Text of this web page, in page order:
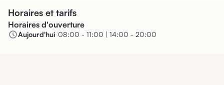
Horaires et tarifs
Horaires d'ouverture
Aujourd'hui 08:00 - 11:00 | 14:00 - 20:00